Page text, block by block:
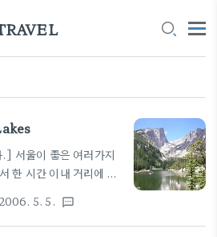
서울이 좋은 여러가지
한 시간 이내 거리에 하
이 원래 바다보다는 산
휴일, 또는 계절이 바뀔
2006. 5. 5. textsms